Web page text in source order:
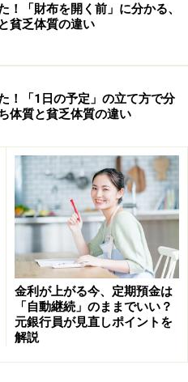
が高いと思うかもしれませ
ないに関わらず、休憩スペ
意外と多いのです。気後れ
。
足りなくなり、つい
う
げている人の多くが、しっ
います。常日頃から必要以
な都度、銀行から引き出し
です。
すが、なかには週末になる
い、ついコンビニなどで手
てしまうということがある
！「財布を開く前」に分かる、
貧乏体質の違い
！「1日の予定」の立て方で分
体質と貧乏体質の違い
金利が上がる今、定期預金は
「自動継続」のままでいい？
元銀行員が見直しポイントを
解説